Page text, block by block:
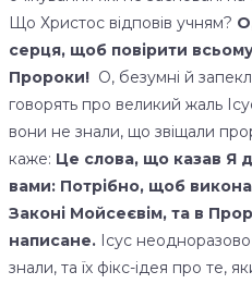
Що Христос відповів учням?
серця, щоб повірити
Пророки! О, безумні й
говорять про великий жаль
вони не знали, що звіщали
каже: Це слова, що казав Я
вами: Потрібно, щоб
Законі Мойсеєвім, та в
написане. Ісус
знали, та їх фікс-ідея про те,